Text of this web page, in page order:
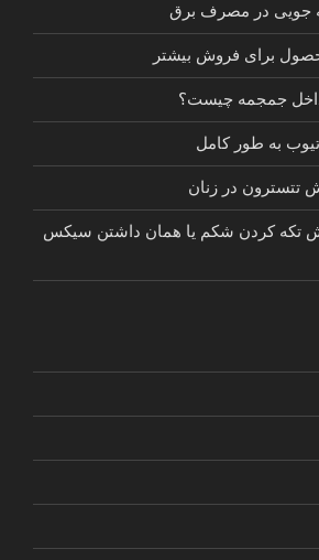
جویی در مصرف برق
برای فروش بیشتر
داخل جمجمه چیست؟
به طور کامل
تتسترون در زنان
تکه کردن شکم یا همان داشتن سیکس